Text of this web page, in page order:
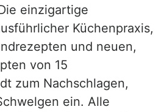
einzigartige
Küchenpraxis,
und neuen,
von 15
zum Nachschlagen,
ein. Alle